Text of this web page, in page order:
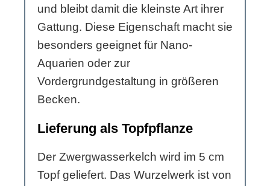
und bleibt damit die kleinste Art ihrer
Gattung. Diese Eigenschaft macht sie
besonders geeignet für Nano-
Aquarien oder zur
Vordergrundgestaltung in größeren
Becken.
Lieferung als Topfpflanze
Der Zwergwasserkelch wird im 5 cm
Topf geliefert. Das Wurzelwerk ist von